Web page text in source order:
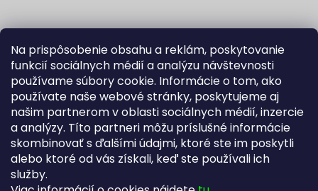
Na prispôsobenie obsahu a reklám, poskytovanie
funkcií sociálnych médií a analýzu návštevnosti
používame súbory cookie. Informácie o tom, ako
používate naše webové stránky, poskytujeme aj
našim partnerom v oblasti sociálnych médií, inzercie
a analýzy. Títo partneri môžu príslušné informácie
skombinovať s ďalšími údajmi, ktoré ste im poskytli
alebo ktoré od vás získali, keď ste používali ich
služby.
Sledovať na Instagrame
Fortuna Aurum na Heureka.sk